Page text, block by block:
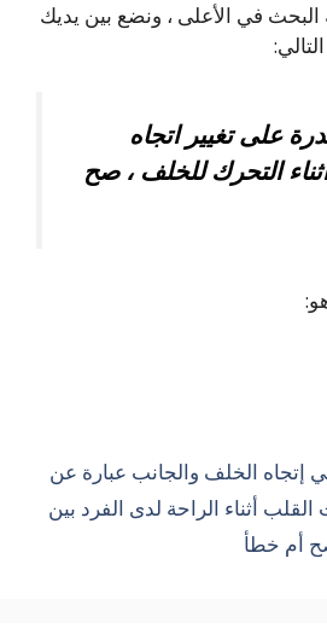
البحث في الأعلى ، ونضع بين يديك
على تغيير اتجاه
التحرك للخلف ، صح
إتجاه الخلف والجانب عبارة عن
أثناء الراحة لدى الفرد بين